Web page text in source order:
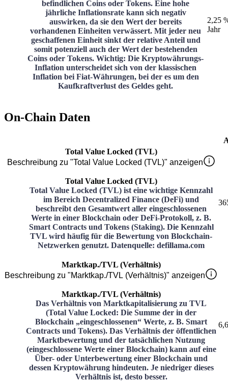
befindlichen Coins oder Tokens. Eine hohe
jährliche Inflationsrate kann sich negativ
auswirken, da sie den Wert der bereits
vorhandenen Einheiten verwässert. Mit jeder neu
geschaffenen Einheit sinkt der relative Anteil und
somit potenziell auch der Wert der bestehenden
Coins oder Tokens. Wichtig: Die Kryptowährungs-
Inflation unterscheidet sich von der klassischen
Inflation bei Fiat-Währungen, bei der es um den
Kaufkraftverlust des Geldes geht.
2,25
Jahr
On-Chain Daten
Total Value Locked (TVL)
Beschreibung zu "Total Value Locked (TVL)" anzeigen
Total Value Locked (TVL)
Total Value Locked (TVL) ist eine wichtige Kennzahl
im Bereich Decentralized Finance (DeFi) und
beschreibt den Gesamtwert aller eingeschlossenen
Werte in einer Blockchain oder DeFi-Protokoll, z. B.
Smart Contracts und Tokens (Staking). Die Kennzahl
TVL wird häufig für die Bewertung von Blockchain-
Netzwerken genutzt. Datenquelle: defillama.com
Marktkap./TVL (Verhältnis)
Beschreibung zu "Marktkap./TVL (Verhältnis)" anzeigen
Marktkap./TVL (Verhältnis)
Das Verhältnis von Marktkapitalisierung zu TVL
(Total Value Locked: Die Summe der in der
Blockchain „eingeschlossenen“ Werte, z. B. Smart
Contracts und Tokens). Das Verhältnis der öffentlichen
Marktbewertung und der tatsächlichen Nutzung
(eingeschlossene Werte einer Blockchain) kann auf eine
Über- oder Unterbewertung einer Blockchain und
dessen Kryptowährung hindeuten. Je niedriger dieses
Verhältnis ist, desto besser.